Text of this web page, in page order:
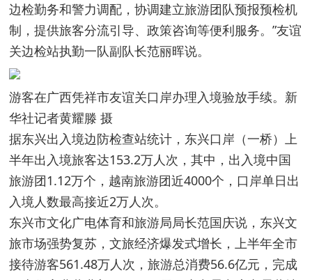
边检勤务和警力调配，协调建立旅游团队预报预检机
制，提供旅客分流引导、政策咨询等便利服务。”友谊
关边检站执勤一队副队长范丽晖说。
游客在广西凭祥市友谊关口岸办理入境验放手续。新
华社记者黄耀滕 摄
据东兴出入境边防检查站统计，东兴口岸（一桥）上
半年出入境旅客达153.2万人次，其中，出入境中国
旅游团1.12万个，越南旅游团近4000个，口岸单日出
入境人数最高接近2万人次。
东兴市文化广电体育和旅游局局长范国庆说，东兴文
旅市场强势复苏，文旅经济爆发式增长，上半年全市
接待游客561.48万人次，旅游总消费56.6亿元，完成